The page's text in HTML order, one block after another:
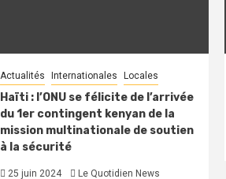
Actualités Internationales Locales
Haïti : l’ONU se félicite de l’arrivée
du 1er contingent kenyan de la
mission multinationale de soutien
à la sécurité
25 juin 2024 Le Quotidien News